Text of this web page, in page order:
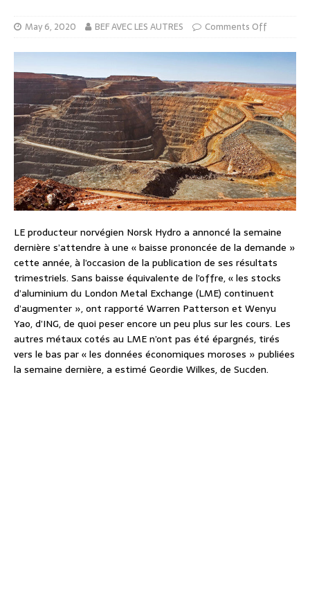
May 6, 2020 BEF AVEC LES AUTRES Comments Off
LE producteur norvégien Norsk Hydro a annoncé la semaine
dernière s’attendre à une « baisse prononcée de la demande »
cette année, à l’occasion de la publication de ses résultats
trimestriels. Sans baisse équivalente de l’offre, « les stocks
d’aluminium du London Metal Exchange (LME) continuent
d’augmenter », ont rapporté Warren Patterson et Wenyu
Yao, d’ING, de quoi peser encore un peu plus sur les cours. Les
autres métaux cotés au LME n’ont pas été épargnés, tirés
vers le bas par « les données économiques moroses » publiées
la semaine dernière, a estimé Geordie Wilkes, de Sucden.